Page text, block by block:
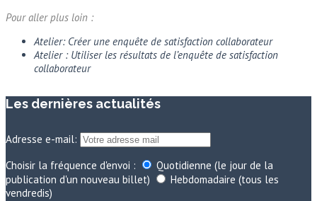
Pour aller plus loin :
Atelier: Créer une enquête de satisfaction collaborateur
Atelier : Utiliser les résultats de l’enquête de satisfaction
collaborateur
Les dernières actualités
Adresse e-mail:
Choisir la fréquence d'envoi :
Quotidienne (le jour de la
publication d'un nouveau billet)
Hebdomadaire (tous les
vendredis)